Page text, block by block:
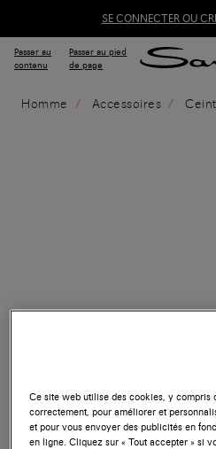
SE CONNECTER OU
Passer au
contenu
Passer au pied
de page
Homme Accessoires
Ce site web utilise des cookies, y compris
correctement, pour améliorer et
et pour vous envoyer des publicités en
en ligne. Cliquez sur « Tout accepter » si